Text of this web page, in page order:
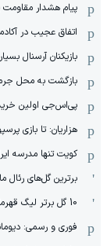
پیام هشدار
اتفاق عجیب در
بازیکنان آرسنال
بازگشت به محل
پی‌اس‌جی اولین
هزاریان: تا بازی
کویت تنها مدرسه
برترین گل‌های رئال
10 گل برتر لیگ قهرمانان فصل 2020
فوری و رسمی: